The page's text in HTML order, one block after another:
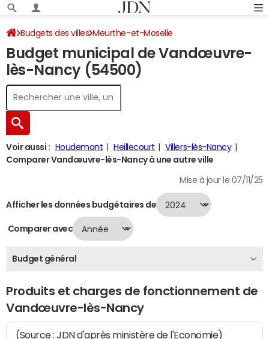
Budgets des villes Meurthe-et-Moselle
Vandœuvre-lès-Nancy Budget 2024
Budget municipal de Vandœuvre-
lès-Nancy (54500)
Voir aussi : Houdemont Heillecourt
Villers-lès-Nancy
Comparer Vandœuvre-lès-Nancy à une autre ville
Mise à jour le 07/11/25
Afficher les données budgétaires de
Comparer avec
Budget général
Produits et charges de fonctionnement de
Vandœuvre-lès-Nancy
(Source : JDN d'après ministère de l'Economie)